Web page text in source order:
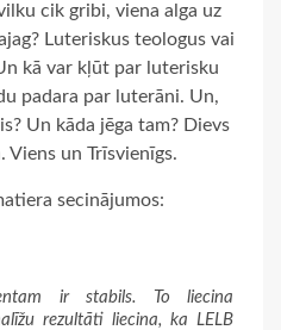
cik gribi, viena alga uz
Luteriskus teologus vai
kā var kļūt par luterisku
padara par luterāni. Un,
Un kāda jēga tam? Dievs
Viens un Trīsvienīgs.
secinājumos:
ir stabils. To liecina
rezultāti liecina, ka LELB